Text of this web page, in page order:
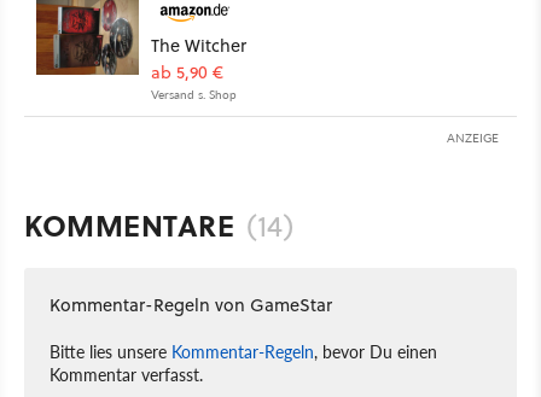
The Witcher
ab 5,90 €
Versand s. Shop
ANZEIGE
KOMMENTARE (14)
Kommentar-Regeln von GameStar
Bitte lies unsere Kommentar-Regeln, bevor Du einen
Kommentar verfasst.